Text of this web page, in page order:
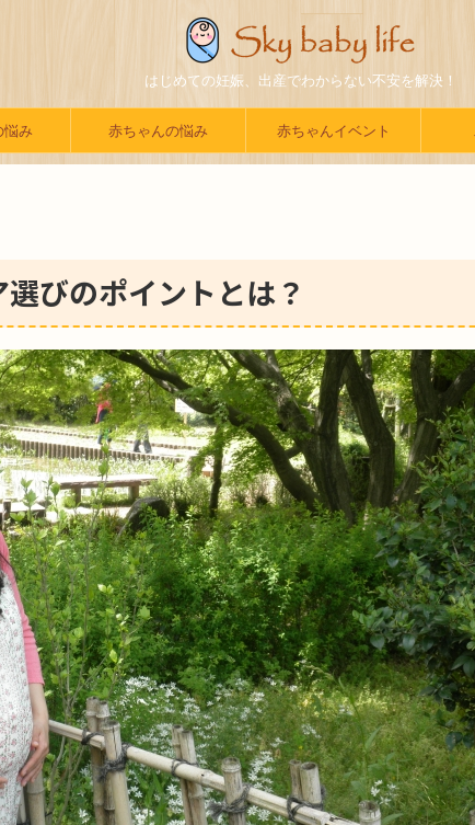
はじめての妊娠、出産でわからない不安を解決！
悩み 赤ちゃんの悩み 赤ちゃんイベント
びのポイントとは？